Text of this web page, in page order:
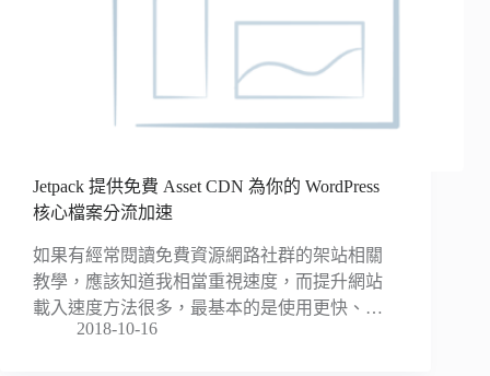
Jetpack 提供免費 Asset CDN 為你的 WordPress
核心檔案分流加速
如果有經常閱讀免費資源網路社群的架站相關
教學，應該知道我相當重視速度，而提升網站
載入速度方法很多，最基本的是使用更快、…
2018-10-16